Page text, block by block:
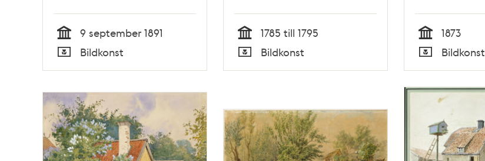
Tid
9 september 1891
Typ
Bildkonst Tid
1785 till 1795
Typ
Bildkonst Tid
1873
Typ
Bildkonst